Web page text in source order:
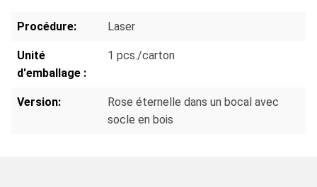
Procédure: Laser
Unité
d'emballage :
1 pcs./carton
Version:
Rose éternelle dans un bocal avec
socle en bois